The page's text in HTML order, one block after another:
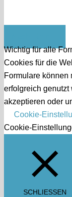
Wichtig für alle
Cookies für die
Formulare können
erfolgreich genutzt
akzeptieren oder
Cookie-
Cookie-
SCHLIESSEN